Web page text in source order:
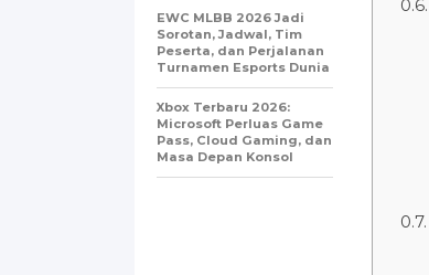
EWC MLBB 2026 Jadi
Sorotan, Jadwal, Tim
Peserta, dan Perjalanan
Turnamen Esports Dunia
Xbox Terbaru 2026:
Microsoft Perluas Game
Pass, Cloud Gaming, dan
Masa Depan Konsol